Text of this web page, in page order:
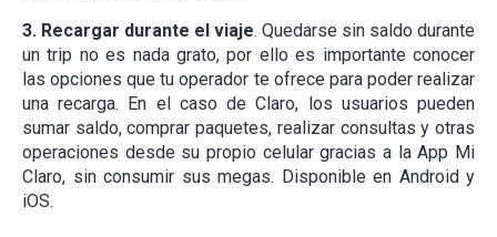
3. Recargar durante el viaje. Quedarse sin saldo durante
un trip no es nada grato, por ello es importante conocer
las opciones que tu operador te ofrece para poder realizar
una recarga. En el caso de Claro, los usuarios pueden
sumar saldo, comprar paquetes, realizar consultas y otras
operaciones desde su propio celular gracias a la App Mi
Claro, sin consumir sus megas. Disponible en Android y
iOS.